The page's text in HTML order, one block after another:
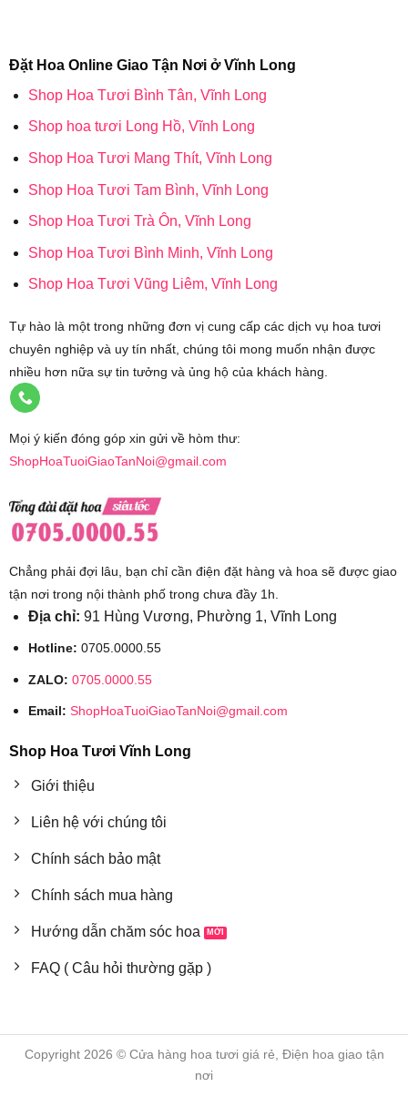
Đặt Hoa Online Giao Tận Nơi ở Vĩnh Long
Shop Hoa Tươi Bình Tân, Vĩnh Long
Shop hoa tươi Long Hồ, Vĩnh Long
Shop Hoa Tươi Mang Thít, Vĩnh Long
Shop Hoa Tươi Tam Bình, Vĩnh Long
Shop Hoa Tươi Trà Ôn, Vĩnh Long
Shop Hoa Tươi Bình Minh, Vĩnh Long
Shop Hoa Tươi Vũng Liêm, Vĩnh Long
Tự hào là một trong những đơn vị cung cấp các dịch vụ hoa tươi
chuyên nghiệp và uy tín nhất, chúng tôi mong muốn nhận được
nhiều hơn nữa sự tin tưởng và ủng hộ của khách hàng.
Mọi ý kiến đóng góp xin gửi về hòm thư:
ShopHoaTuoiGiaoTanNoi@gmail.com
Chẳng phải đợi lâu, bạn chỉ cần điện đặt hàng và hoa sẽ được giao
tận nơi trong nội thành phố trong chưa đầy 1h.
Địa chỉ: 91 Hùng Vương, Phường 1, Vĩnh Long
Hotline: 0705.0000.55
ZALO: 0705.0000.55
Email: ShopHoaTuoiGiaoTanNoi@gmail.com
Shop Hoa Tươi Vĩnh Long
Giới thiệu
Liên hệ với chúng tôi
Chính sách bảo mật
Chính sách mua hàng
Hướng dẫn chăm sóc hoa
FAQ ( Câu hỏi thường gặp )
Copyright 2026 © Cửa hàng hoa tươi giá rẻ, Điện hoa giao tận
nơi